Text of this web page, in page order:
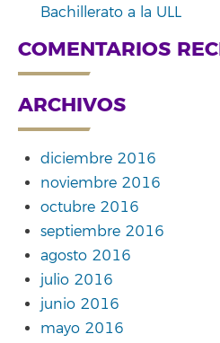
Bachillerato a la ULL
COMENTARIOS
ARCHIVOS
diciembre 2016
noviembre 2016
octubre 2016
septiembre 2016
agosto 2016
julio 2016
junio 2016
mayo 2016